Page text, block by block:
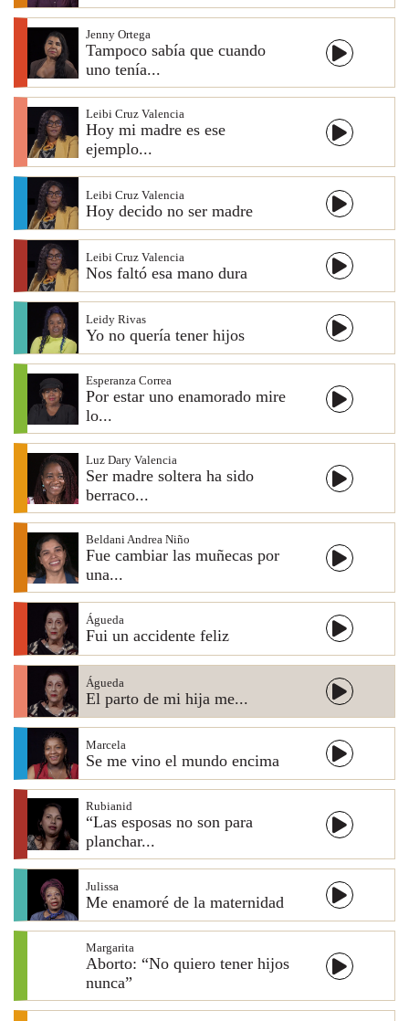
Jenny Ortega
Tampoco sabía que cuando
uno tenía...
Leibi Cruz Valencia
Hoy mi madre es ese
ejemplo...
Leibi Cruz Valencia
Hoy decido no ser madre
Leibi Cruz Valencia
Nos faltó esa mano dura
Leidy Rivas
Yo no quería tener hijos
Esperanza Correa
Por estar uno enamorado mire
lo...
Luz Dary Valencia
Ser madre soltera ha sido
berraco...
Beldani Andrea Niño
Fue cambiar las muñecas por
una...
Águeda
Fui un accidente feliz
Águeda
El parto de mi hija me...
Marcela
Se me vino el mundo encima
Rubianid
“Las esposas no son para
planchar...
Julissa
Me enamoré de la maternidad
Margarita
Aborto: “No quiero tener hijos
nunca”